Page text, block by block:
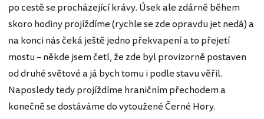
po cestě se procházející krávy. Úsek ale zdárně během
skoro hodiny projíždíme (rychle se zde opravdu jet nedá) a
na konci nás čeká ještě jedno překvapení a to přejetí
mostu – někde jsem četl, že zde byl provizorně postaven
od druhé světové a já bych tomu i podle stavu věřil.
Naposledy tedy projíždíme hraničním přechodem a
konečně se dostáváme do vytoužené Černé Hory.